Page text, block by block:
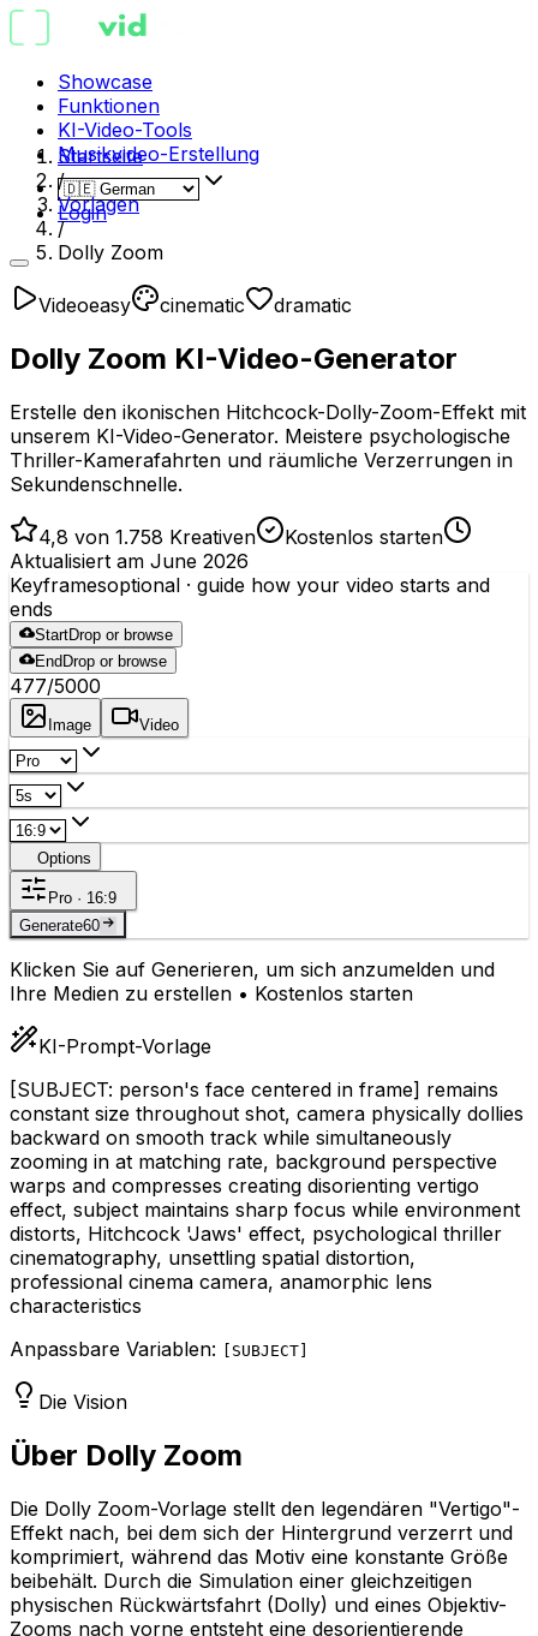
Showcase
Funktionen
KI-Video-Tools
Musikvideo-Erstellung
Login
Startseite
/
Vorlagen
/
Dolly Zoom
Videoeasy cinematic dramatic
Dolly Zoom KI-Video-Generator
Erstelle den ikonischen Hitchcock-Dolly-Zoom-Effekt mit
unserem KI-Video-Generator. Meistere psychologische
Thriller-Kamerafahrten und räumliche Verzerrungen in
Sekundenschnelle.
4,8 von 1.758 Kreativen
Kostenlos starten
Aktualisiert am June 2026
Keyframesoptional · guide how your video starts and
ends
StartDrop or browse
End Drop or browse
477/5000
Image Video
Options
Pro · 16:9
Generate60
Klicken Sie auf Generieren, um sich anzumelden und
Ihre Medien zu erstellen • Kostenlos starten
KI-Prompt-Vorlage
[SUBJECT: person's face centered in frame] remains
constant size throughout shot, camera physically dollies
backward on smooth track while simultaneously
zooming in at matching rate, background perspective
warps and compresses creating disorienting vertigo
effect, subject maintains sharp focus while environment
distorts, Hitchcock 'Jaws' effect, psychological thriller
cinematography, unsettling spatial distortion,
professional cinema camera, anamorphic lens
characteristics
Anpassbare Variablen:
SUBJECT
Die Vision
Über Dolly Zoom
Die Dolly Zoom-Vorlage stellt den legendären "Vertigo"-
Effekt nach, bei dem sich der Hintergrund verzerrt und
komprimiert, während das Motiv eine konstante Größe
beibehält. Durch die Simulation einer gleichzeitigen
physischen Rückwärtsfahrt (Dolly) und eines Objektiv-
Zooms nach vorne entsteht eine desorientierende